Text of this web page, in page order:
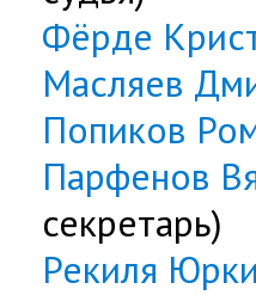
Фёрде
Масляев
Попиков
Парфенов
секретарь)
Рекиля